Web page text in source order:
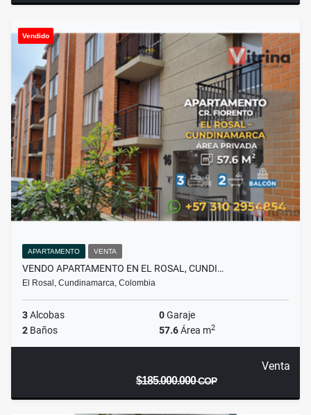
Vendido
APARTAMENTO VENTA
VENDO APARTAMENTO EN EL ROSAL, CUNDI…
El Rosal, Cundinamarca, Colombia
3Alcobas 0Garaje
2 Baños 57.6Área m2
Venta
$185.000.000COP